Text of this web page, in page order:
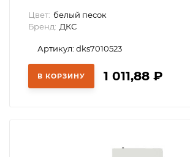
Цвет: белый песок
Бренд: ДКС
Артикул: dks7010523
В КОРЗИНУ 1 011,88 ₽